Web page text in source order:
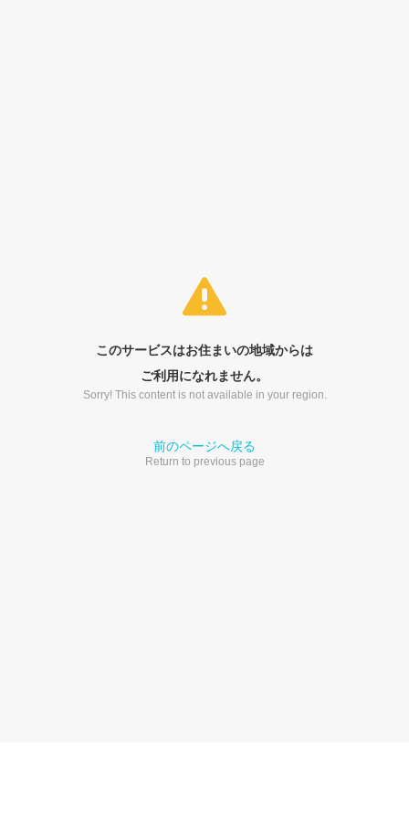
このサービスはお住まいの地域からは
ご利用になれません。
Sorry! This content is not available in your region.
前のページへ戻る
Return to previous page